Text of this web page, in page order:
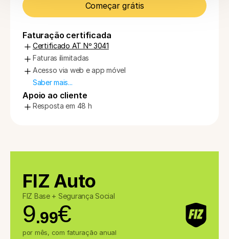
Começar grátis
Faturação certificada
Certificado AT Nº 3041
Faturas ilimitadas
Acesso via web e app móvel
Saber mais...
Apoio ao cliente
Resposta em 48 h
FIZ Auto
FIZ Base + Segurança Social
9.99€
por mês, com faturação anual